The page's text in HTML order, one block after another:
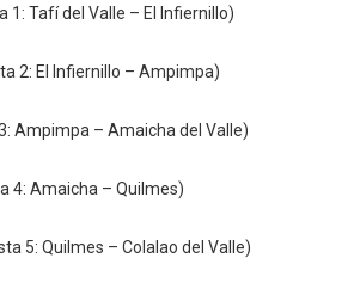
1: Tafí del Valle – El Infiernillo)
2: El Infiernillo – Ampimpa)
Ampimpa – Amaicha del Valle)
4: Amaicha – Quilmes)
5: Quilmes – Colalao del Valle)